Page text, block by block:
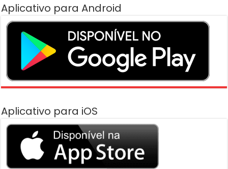
Aplicativo para Android
Aplicativo para iOS